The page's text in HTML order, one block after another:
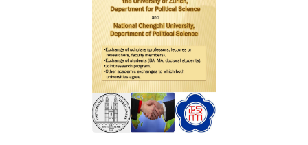
含出發及返台）、課程費及其他相關費用。 名額：至多四
關課程或是研究方法背景。 申請方式：請將詳細學術履歷
及一頁的研究規劃（Statement of Purpose）寄至蔡中民
老師郵箱（cmtsai@nccu.edu.tw），郵件主旨「申請早
大研究方法課程」 截止日期：2005年9月5日。 -----------
-------------------------------------------------------------------